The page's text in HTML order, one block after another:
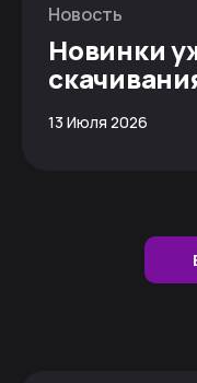
Новость
Новинки
13 Июля 2026